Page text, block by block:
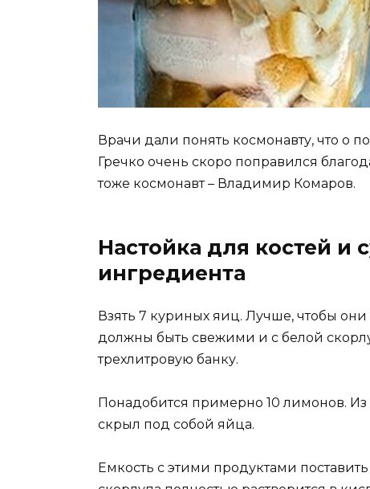
Врачи дали понять космонавту, что о
Гречко очень скоро поправился
тоже космонавт – Владимир Комаров.
Настойка для костей и
ингредиента
Взять 7 куриных яиц. Лучше, чтобы
должны быть свежими и с белой
трехлитровую банку.
Понадобится примерно 10 лимонов. Из
скрыл под собой яйца.
Емкость с этими продуктами